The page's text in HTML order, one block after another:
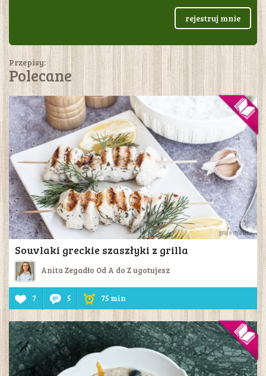
rejestruj mnie
Przepisy:
Polecane
Souvlaki greckie szaszłyki z grilla
Anita Zegadło Od A do Z ugotujesz
7 5 75 min